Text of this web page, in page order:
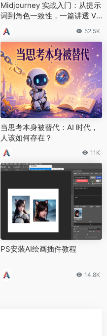
Midjourney 实战入门：从提示
词到角色一致性，一篇讲透 V7
玩法
52.5K
当思考本身被替代：AI 时代，
人该如何存在？
11K
PS安装AI绘画插件教程
14.8K